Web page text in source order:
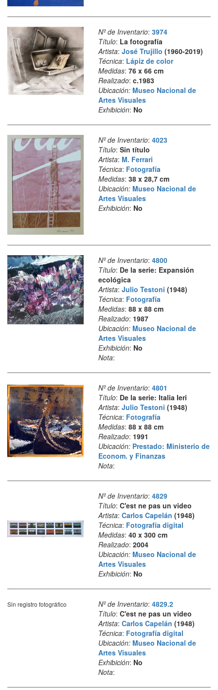
Nº de Inventario: 3974
Título: La fotografía
Artista: José Trujillo (1960-2019)
Técnica: Lápiz de color
Medidas: 76 x 66 cm
Realizado: c.1983
Ubicación: Museo Nacional de
Artes Visuales
Exhibición: No
Nº de Inventario: 4023
Título: Sin título
Artista: M. Ferrari
Técnica: Fotografía
Medidas: 38 x 28,7 cm
Ubicación: Museo Nacional de
Artes Visuales
Exhibición: No
Nº de Inventario: 4800
Título: De la serie: Expansión
ecológica
Artista: Julio Testoni (1948)
Técnica: Fotografía
Medidas: 88 x 88 cm
Realizado: 1987
Ubicación: Museo Nacional de
Artes Visuales
Exhibición: No
Nota:
Nº de Inventario: 4801
Título: De la serie: Italia Ieri
Artista: Julio Testoni (1948)
Técnica: Fotografía
Medidas: 88 x 88 cm
Realizado: 1991
Ubicación: Prestado: Ministerio de
Econom. y Finanzas
Nota:
Nº de Inventario: 4829
Título: C'est ne pas un video
Artista: Carlos Capelán (1948)
Técnica: Fotografía digital
Medidas: 40 x 300 cm
Realizado: 2004
Ubicación: Museo Nacional de
Artes Visuales
Exhibición: No
Sin registro fotográfico Nº de Inventario: 4829.2
Título: C'est ne pas un video
Artista: Carlos Capelán (1948)
Técnica: Fotografía digital
Ubicación: Museo Nacional de
Artes Visuales
Exhibición: No
Nota: